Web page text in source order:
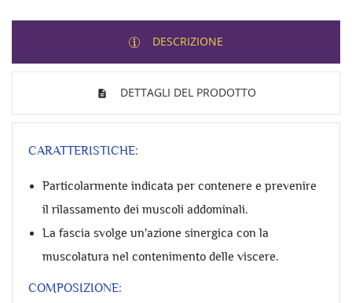
DESCRIZIONE
DETTAGLI DEL PRODOTTO
CARATTERISTICHE:
Particolarmente indicata per contenere e prevenire
il rilassamento dei muscoli addominali.
La fascia svolge un'azione sinergica con la
muscolatura nel contenimento delle viscere.
COMPOSIZIONE: